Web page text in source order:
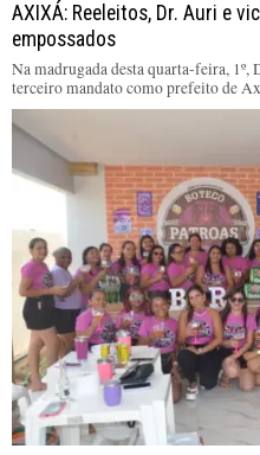
AXIXÁ: Reeleitos, Dr. Auri e
empossados
Na madrugada desta quarta-feira,
terceiro mandato como prefeito de